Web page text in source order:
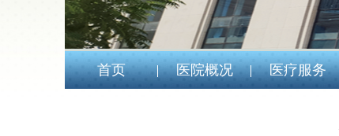
首页 医院概况 医疗服务